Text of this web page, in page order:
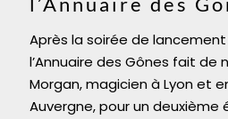
Après la soirée de
l’Annuaire des Gônes fait de
Morgan, magicien à Lyon et
Auvergne, pour un deuxième